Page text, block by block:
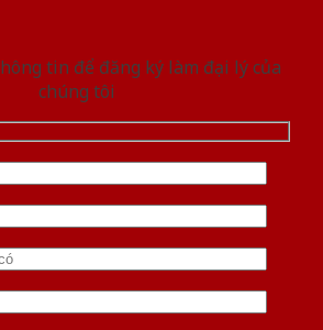
tin để đăng ký làm đại lý của
chúng tôi